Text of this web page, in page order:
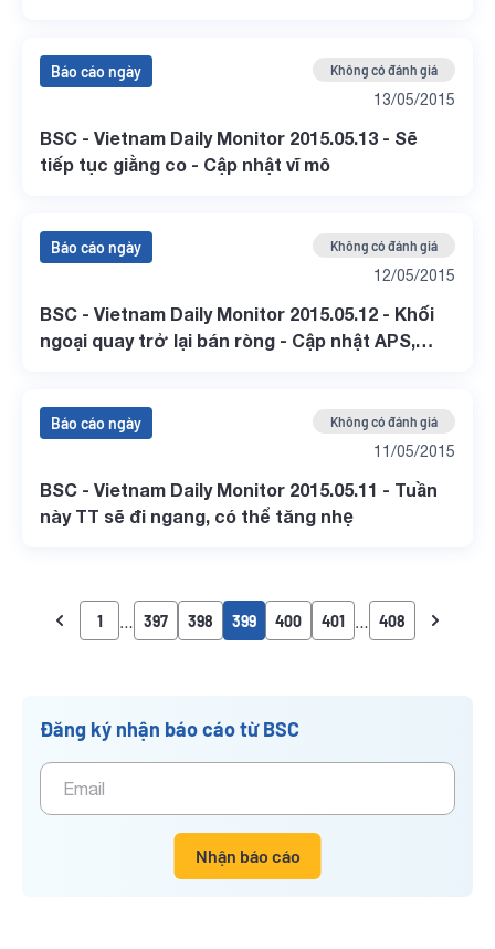
Báo cáo ngày Không có đánh giá
13/05/2015
BSC - Vietnam Daily Monitor 2015.05.13 - Sẽ
tiếp tục giằng co - Cập nhật vĩ mô
Báo cáo ngày Không có đánh giá
12/05/2015
BSC - Vietnam Daily Monitor 2015.05.12 - Khối
ngoại quay trở lại bán ròng - Cập nhật APS,
Báo cáo ngày Không có đánh giá
11/05/2015
BSC - Vietnam Daily Monitor 2015.05.11 - Tuần
này TT sẽ đi ngang, có thể tăng nhẹ
1 397 398 399 400 401 408
Đăng ký nhận báo cáo từ BSC
Nhận báo cáo